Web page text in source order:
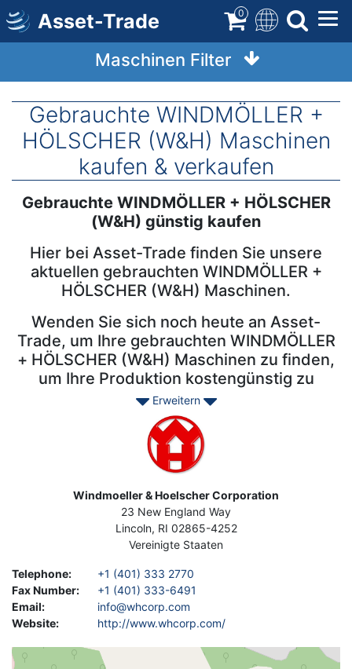
Direkt
zum
Inhalt
Asset-Trade 0
Maschinen Filter
Gebrauchte WINDMÖLLER +
HÖLSCHER (W&H) Maschinen
kaufen & verkaufen
Term
Gebrauchte WINDMÖLLER + HÖLSCHER
(W&H) günstig kaufen
Hier bei Asset-Trade finden Sie unsere
aktuellen gebrauchten WINDMÖLLER +
HÖLSCHER (W&H) Maschinen.
Wenden Sie sich noch heute an Asset-
Trade, um Ihre gebrauchten WINDMÖLLER
+ HÖLSCHER (W&H) Maschinen zu finden,
um Ihre Produktion kostengünstig zu
verbessern.
Erweitern
Windmoeller & Hoelscher Corporation
23 New England Way
Lincoln, RI 02865-4252
Vereinigte Staaten
Telephone:
+1 (401) 333 2770
Fax Number:
+1 (401) 333-6491
Email:
info@whcorp.com
Website: http://www.whcorp.com/
Geolocation